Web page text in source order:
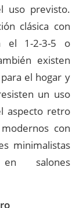
uso previsto.
clásica con
el 1-2-3-5 o
existen
el hogar y
un uso
aspecto retro
con
minimalistas
salones